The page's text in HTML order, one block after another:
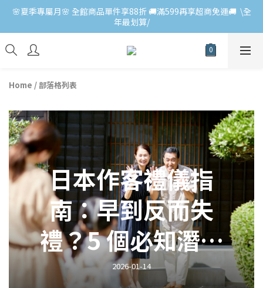
🌸夏季專屬月🌸 全館商品單件享88折 🚚滿599再享超商免運🚚  \全
年最划算/
Home / 部落格列表
日本作客禮儀指
南：早到反而失
禮？5 個必知潛規
則與伴手禮挑選
2026-01-14